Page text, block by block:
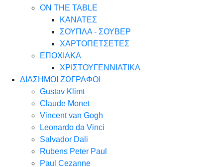
ON THE TABLE
ΚΑΝΑΤΕΣ
ΣΟΥΠΛΑ - ΣΟΥΒΕΡ
ΧΑΡΤΟΠΕΤΣΕΤΕΣ
ΕΠΟΧΙΑΚΑ
ΧΡΙΣΤΟΥΓΕΝΝΙΑΤΙΚΑ
ΔΙΑΣΗΜΟΙ ΖΩΓΡΑΦΟΙ
Gustav Klimt
Claude Monet
Vincent van Gogh
Leonardo da Vinci
Salvador Dali
Rubens Peter Paul
Paul Cezanne